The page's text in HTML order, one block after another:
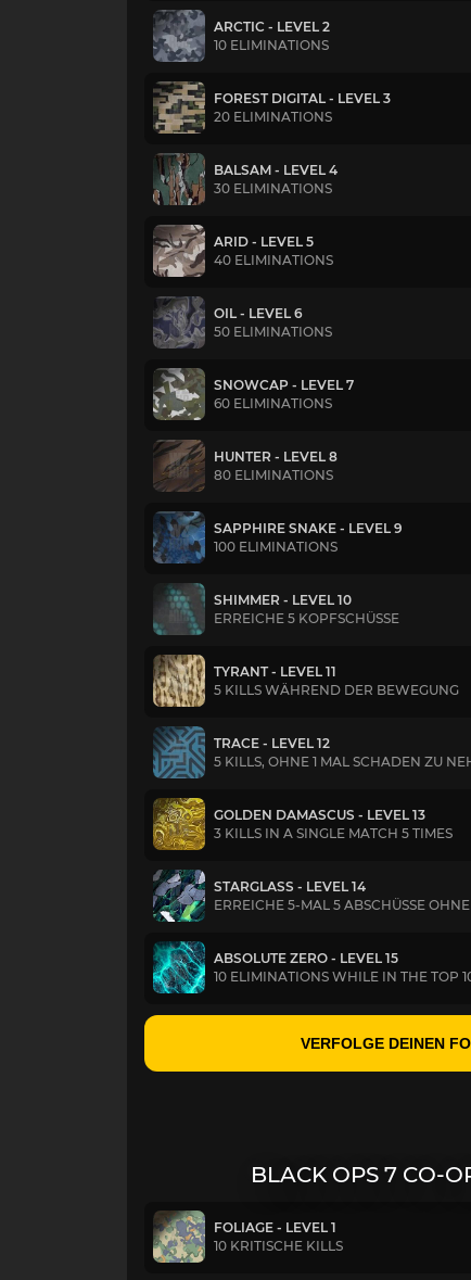
ARCTIC - LEVEL 2
10 ELIMINATIONS
FOREST DIGITAL - LEVEL 3
20 ELIMINATIONS
BALSAM - LEVEL 4
30 ELIMINATIONS
ARID - LEVEL 5
40 ELIMINATIONS
OIL - LEVEL 6
50 ELIMINATIONS
SNOWCAP - LEVEL 7
60 ELIMINATIONS
HUNTER - LEVEL 8
80 ELIMINATIONS
SAPPHIRE SNAKE - LEVEL 9
100 ELIMINATIONS
SHIMMER - LEVEL 10
ERREICHE 5 KOPFSCHÜSSE
TYRANT - LEVEL 11
5 KILLS WÄHREND DER BEWEGUNG
TRACE - LEVEL 12
5 KILLS, OHNE 1 MAL SCHADEN ZU
GOLDEN DAMASCUS - LEVEL 13
3 KILLS IN A SINGLE MATCH 5 TIMES
STARGLASS - LEVEL 14
ERREICHE 5-MAL 5 ABSCHÜSSE
ABSOLUTE ZERO - LEVEL 15
10 ELIMINATIONS WHILE IN THE TOP
VERFOLGE DEINEN
BLACK OPS 7 CO-
FOLIAGE - LEVEL 1
10 KRITISCHE KILLS